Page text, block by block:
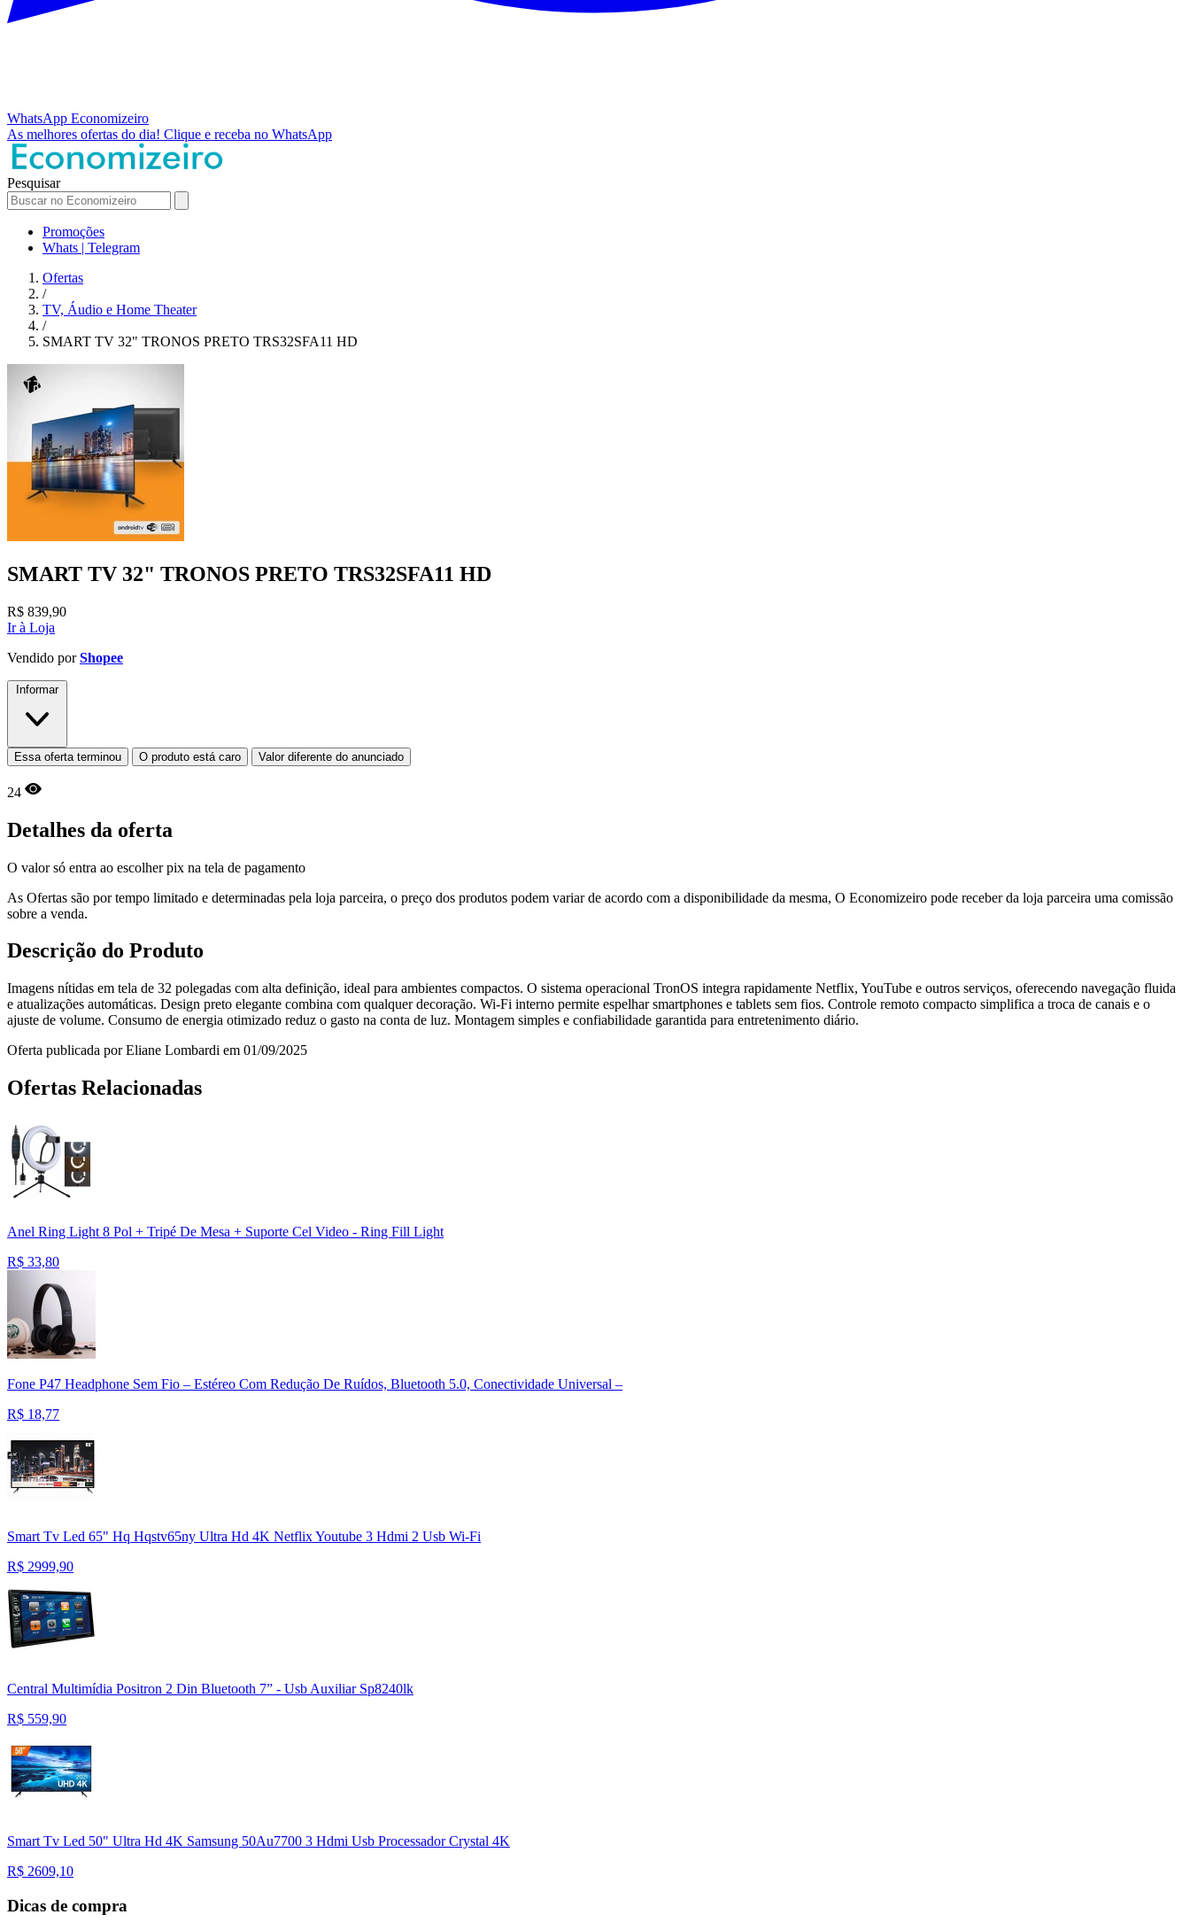
WhatsApp Economizeiro
As melhores ofertas do dia! Clique e receba no WhatsApp
Pesquisar
Promoções
Whats | Telegram
Ofertas
/
TV, Áudio e Home Theater
/
SMART TV 32" TRONOS PRETO TRS32SFA11 HD
SMART TV 32" TRONOS PRETO TRS32SFA11 HD
R$ 839,90
Ir à Loja
Vendido porShopee
Informar
Essa oferta terminou O produto está caro Valor diferente do anunciado
24
Detalhes da oferta
O valor só entra ao escolher pix na tela de pagamento
As Ofertas são por tempo limitado e determinadas pela loja parceira, o preço dos produtos podem variar de acordo com a disponibilidade da mesma, O Economizeiro pode receber da loja parceira uma comissão
sobre a venda.
Descrição do Produto
Imagens nítidas em tela de 32 polegadas com alta definição, ideal para ambientes compactos. O sistema operacional TronOS integra rapidamente Netflix, YouTube e outros serviços, oferecendo navegação fluida
e atualizações automáticas. Design preto elegante combina com qualquer decoração. Wi‑Fi interno permite espelhar smartphones e tablets sem fios. Controle remoto compacto simplifica a troca de canais e o
ajuste de volume. Consumo de energia otimizado reduz o gasto na conta de luz. Montagem simples e confiabilidade garantida para entretenimento diário.
Oferta publicada por Eliane Lombardi em 01/09/2025
Ofertas Relacionadas
Anel Ring Light 8 Pol + Tripé De Mesa + Suporte Cel Video - Ring Fill Light
R$ 33,80
Fone P47 Headphone Sem Fio – Estéreo Com Redução De Ruídos, Bluetooth 5.0, Conectividade Universal –
R$ 18,77
Smart Tv Led 65" Hq Hqstv65ny Ultra Hd 4K Netflix Youtube 3 Hdmi 2 Usb Wi-Fi
R$ 2999,90
Central Multimídia Positron 2 Din Bluetooth 7” - Usb Auxiliar Sp8240lk
R$ 559,90
Smart Tv Led 50" Ultra Hd 4K Samsung 50Au7700 3 Hdmi Usb Processador Crystal 4K
R$ 2609,10
Dicas de compra